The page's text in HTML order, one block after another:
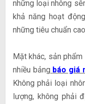
những loại nhông
khả năng hoạt
những tiêu chuẩn
Mặt khác, sản
nhiều bảng báo giá
Không phải loại
lượng, không phải